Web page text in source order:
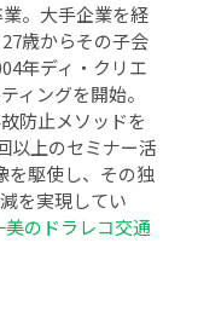
。大手企業を経
歳からその子会
年ディ・クリエ
ィングを開始。
防止メソッドを
以上のセミナー活
を駆使し、その独
を実現してい
美のドラレコ交通